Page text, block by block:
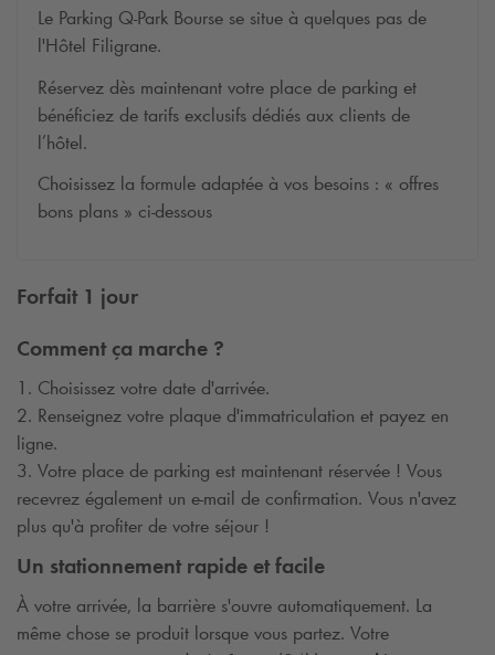
Forfait 1 jour
Comment ça marche ?
1. Choisissez votre date d'arrivée.
2. Renseignez votre plaque d'immatriculation et payez en
ligne.
3. Votre place de parking est maintenant réservée ! Vous
recevrez également un e-mail de confirmation. Vous n'avez
plus qu'à profiter de votre séjour !
Un stationnement rapide et facile
À votre arrivée, la barrière s'ouvre automatiquement. La
même chose se produit lorsque vous partez. Votre
Le Parking Q-Park Bourse se situe à quelques pas de
l'Hôtel Filigrane.
Réservez dès maintenant votre place de parking et
bénéficiez de tarifs exclusifs dédiés aux clients de
l’hôtel.
Choisissez la formule adaptée à vos besoins : « offres
bons plans » ci-dessous